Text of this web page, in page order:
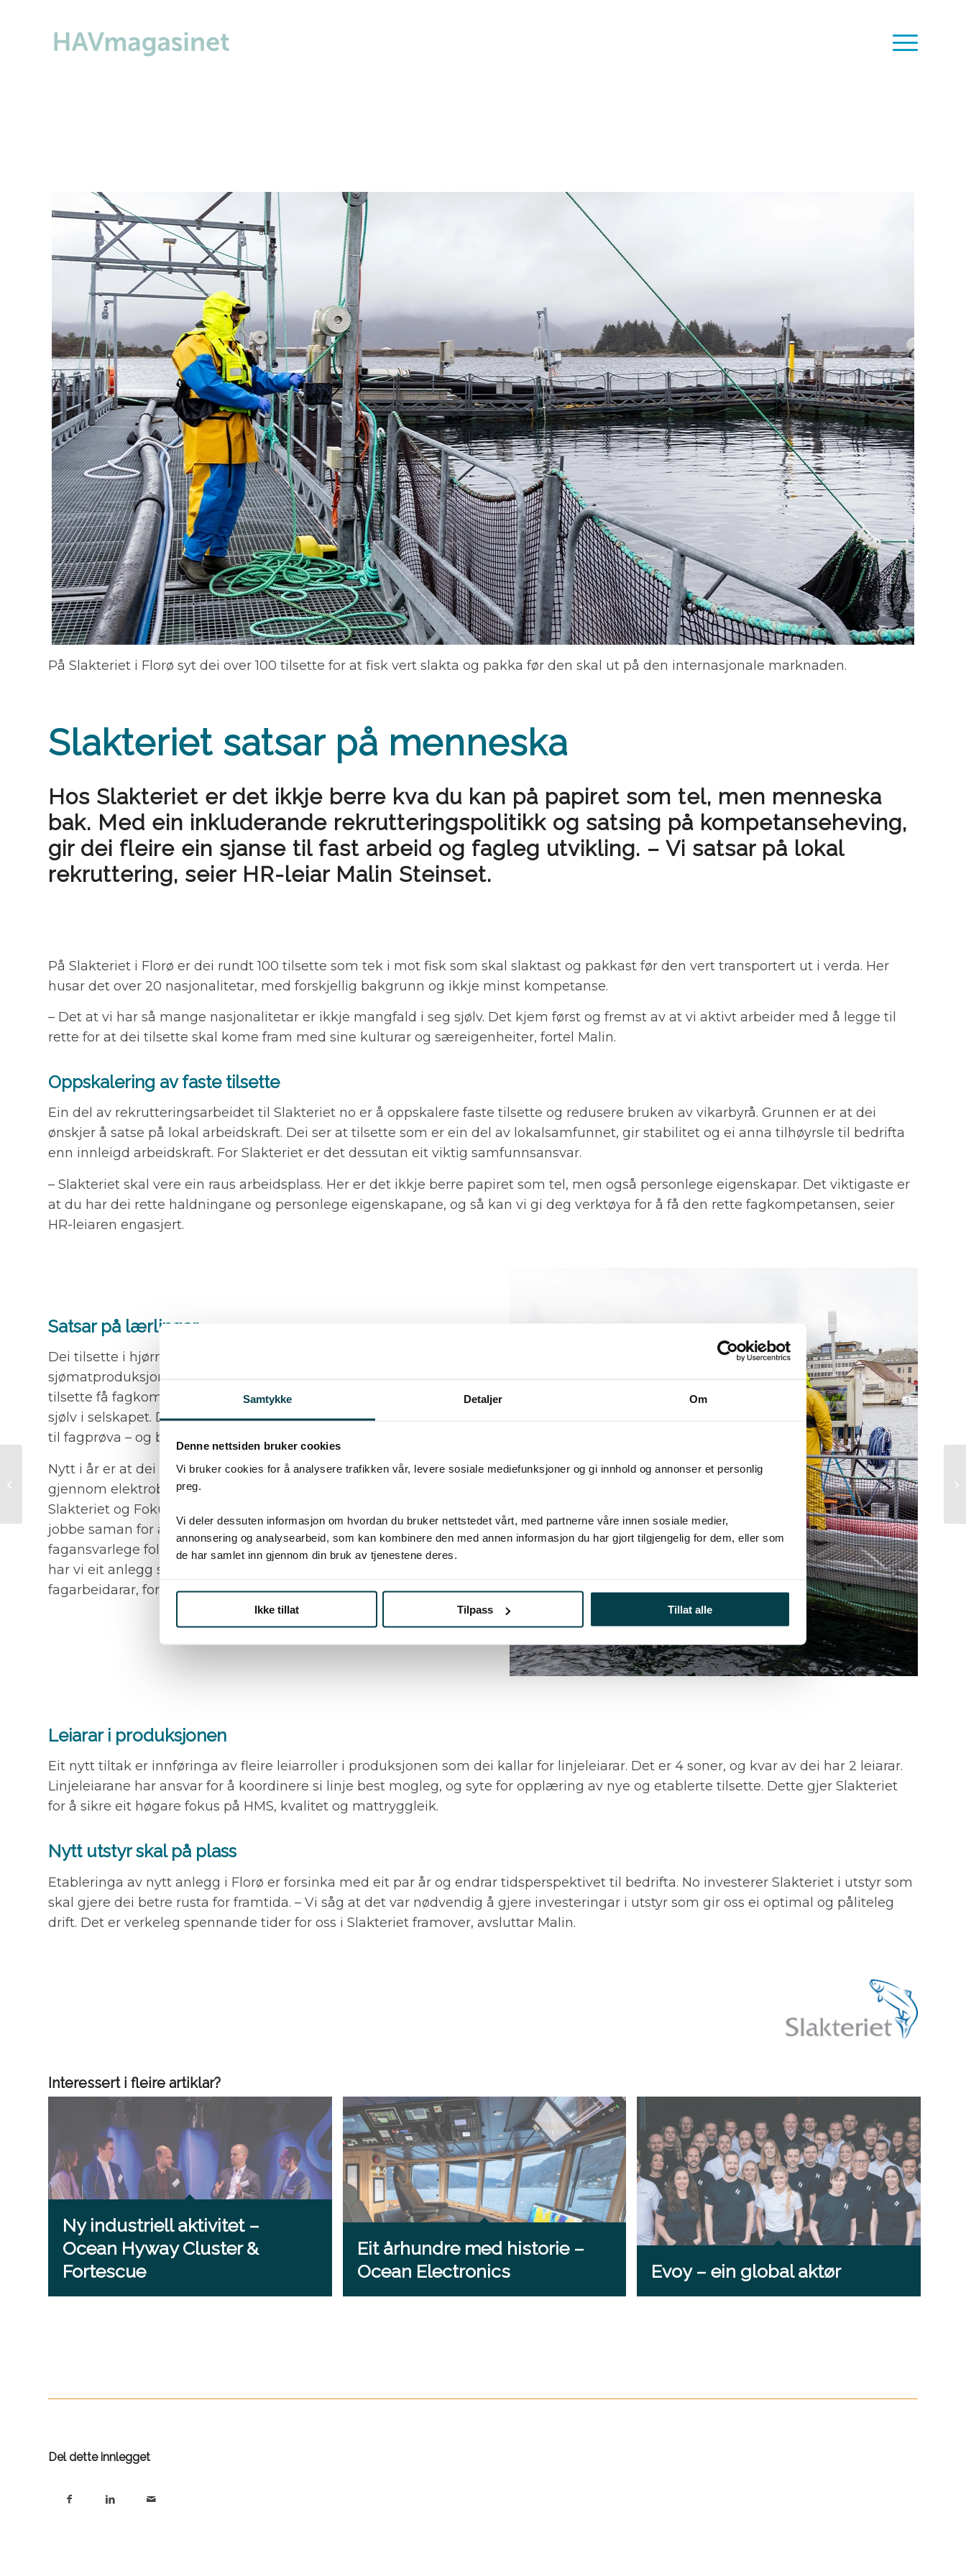
Samtykke Detaljer Om
Denne nettsiden bruker cookies
Vi bruker cookies for å analysere trafikken vår, levere sosiale mediefunksjoner og gi innhold og annonser et personlig
preg.
Vi deler dessuten informasjon om hvordan du bruker nettstedet vårt, med partnerne våre innen sosiale medier,
annonsering og analysearbeid, som kan kombinere den med annen informasjon du har gjort tilgjengelig for dem, eller som
de har samlet inn gjennom din bruk av tjenestene deres.
Ikke tillat Tilpass Tillat alle
På Slakteriet i Florø syt dei over 100 tilsette for at fisk vert slakta og pakka før den skal ut på den internasjonale marknaden.
Slakteriet satsar på menneska
Hos Slakteriet er det ikkje berre kva du kan på papiret som tel, men menneska
bak. Med ein inkluderande rekrutteringspolitikk og satsing på kompetanseheving,
gir dei fleire ein sjanse til fast arbeid og fagleg utvikling. – Vi satsar på lokal
rekruttering, seier HR-leiar Malin Steinset.
På Slakteriet i Florø er dei rundt 100 tilsette som tek i mot fisk som skal slaktast og pakkast før den vert transportert ut i verda. Her
husar det over 20 nasjonalitetar, med forskjellig bakgrunn og ikkje minst kompetanse.
– Det at vi har så mange nasjonalitetar er ikkje mangfald i seg sjølv. Det kjem først og fremst av at vi aktivt arbeider med å legge til
rette for at dei tilsette skal kome fram med sine kulturar og særeigenheiter, fortel Malin.
Oppskalering av faste tilsette
Ein del av rekrutteringsarbeidet til Slakteriet no er å oppskalere faste tilsette og redusere bruken av vikarbyrå. Grunnen er at dei
ønskjer å satse på lokal arbeidskraft. Dei ser at tilsette som er ein del av lokalsamfunnet, gir stabilitet og ei anna tilhøyrsle til bedrifta
enn innleigd arbeidskraft. For Slakteriet er det dessutan eit viktig samfunnsansvar.
– Slakteriet skal vere ein raus arbeidsplass. Her er det ikkje berre papiret som tel, men også personlege eigenskapar. Det viktigaste er
at du har dei rette haldningane og personlege eigenskapane, og så kan vi gi deg verktøya for å få den rette fagkompetansen, seier
HR-leiaren engasjert.
Satsar på lærlingar
Dei tilsette i hjørnesteinsbedrifta har tatt fagbrev i
sjømatproduksjon, automasjon og prosessteknikk. Slik skal dei
tilsette få fagkompetanse og sjansen til å vekse og utvikle seg
sjølv i selskapet. Dei siste 3 månadane har 12 tilsette gått opp
til fagprøva – og bestod med glans.
Nytt i år er at dei skal ha ein lærling i industrimekanikarfaget
gjennom elektrobedrifta Fokus Elektro. Samarbeidet mellom
Slakteriet og Fokus Elektro viser korleis lokale bedrifter kan
jobbe saman for å styrke kompetansen. – Fokus Elektro har
fagansvarlege folk som kan følge opp lærlingane. Til gjengjeld
har vi eit anlegg som gir innblikk i ei ny næring og allsidige
fagarbeidarar, forklarer Malin.
Leiarar i produksjonen
Eit nytt tiltak er innføringa av fleire leiarroller i produksjonen som dei kallar for linjeleiarar. Det er 4 soner, og kvar av dei har 2 leiarar.
Linjeleiarane har ansvar for å koordinere si linje best mogleg, og syte for opplæring av nye og etablerte tilsette. Dette gjer Slakteriet
for å sikre eit høgare fokus på HMS, kvalitet og mattryggleik.
Nytt utstyr skal på plass
Etableringa av nytt anlegg i Florø er forsinka med eit par år og endrar tidsperspektivet til bedrifta. No investerer Slakteriet i utstyr som
skal gjere dei betre rusta for framtida. – Vi såg at det var nødvendig å gjere investeringar i utstyr som gir oss ei optimal og påliteleg
drift. Det er verkeleg spennande tider for oss i Slakteriet framover, avsluttar Malin.
Interessert i fleire artiklar?
Ny industriell aktivitet –
Ocean Hyway Cluster &
Fortescue
Eit århundre med historie –
Ocean Electronics
Evoy – ein global aktør
Del dette innlegget
Banebrytande
design frå Multi
Maritime